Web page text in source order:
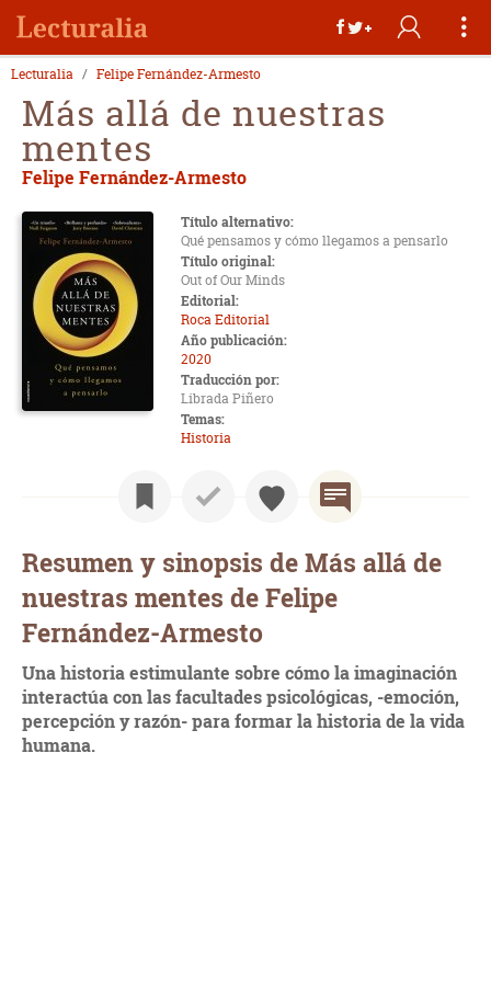
Lecturalia Felipe Fernández-Armesto
Más allá de nuestras
mentes
Felipe Fernández-Armesto
Título alternativo:
Qué pensamos y cómo llegamos a pensarlo
Título original:
Out of Our Minds
Editorial:
Roca Editorial
Año publicación:
2020
Traducción por:
Librada Piñero
Temas:
Historia
Resumen y sinopsis de Más allá de
nuestras mentes de Felipe
Fernández-Armesto
Una historia estimulante sobre cómo la imaginación
interactúa con las facultades psicológicas, -emoción,
percepción y razón- para formar la historia de la vida
humana.